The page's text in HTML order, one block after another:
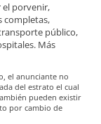
el porvenir,
completas,
público,
Más
el anunciante no
del estrato el cual
pueden existir
por cambio de